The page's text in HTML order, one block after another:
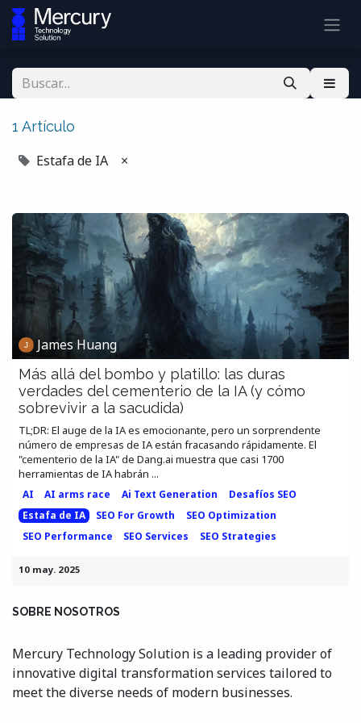
1 Artículo
Estafa de IA ×
James Huang
Más allá del bombo y platillo: las duras
verdades del cementerio de la IA (y cómo
sobrevivir a la sacudida)
TL;DR: El auge de la IA es emocionante, pero un sorprendente
número de empresas de IA están fracasando rápidamente. El
"cementerio de la IA" de Dang.ai muestra que casi 1700
herramientas de IA habrán ...
AI AI arms race Ai Text Generation
Desafíos SEO
Estafa de IA
SEO For Growth
SEO Optimization
SEO Performance
SEO Services SEO Strategies
10 may. 2025
SOBRE NOSOTROS
Mercury Technology Solution is a leading provider of
innovative digital transformation services tailored to
meet the diverse needs of modern businesses.